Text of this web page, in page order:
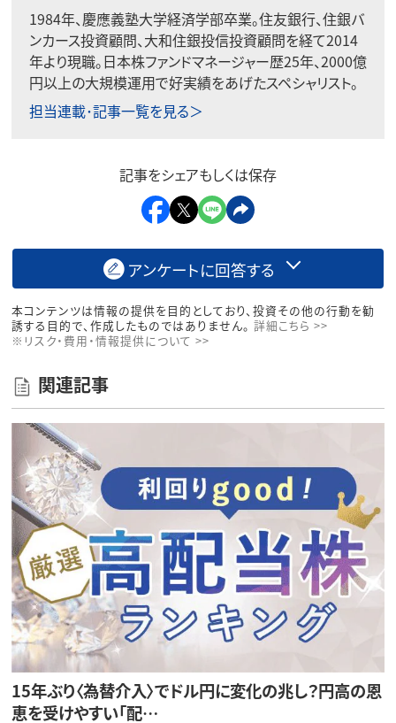
1984年、慶應義塾大学経済学部卒業。住友銀行、住銀バ
ンカース投資顧問、大和住銀投信投資顧問を経て2014
年より現職。日本株ファンドマネージャー歴25年、2000億
円以上の大規模運用で好実績をあげたスペシャリスト。
担当連載･記事一覧を見る＞
記事をシェアもしくは保存
アンケートに回答する
本コンテンツは情報の提供を目的としており、投資その他の行動を勧
誘する目的で、作成したものではありません。 詳細こちら >>
※リスク・費用・情報提供について >>
関連記事
15年ぶり〈為替介入〉でドル円に変化の兆し？円高の恩
恵を受けやすい「配…